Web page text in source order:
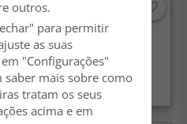
-70%
Tapete redondo - Gabes
(cinza)
25.99 € 84.99 €
outros.
para permitir
as suas
"Configurações"
mais sobre como
tratam os seus
acima e em